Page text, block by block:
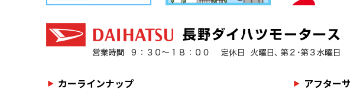
カーラインナップ アフター